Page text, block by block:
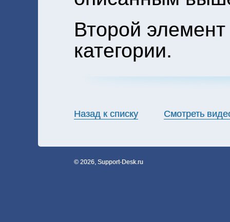
Второй
категории.
Назад к списку Смотреть
© 2026, Support-Desk.ru